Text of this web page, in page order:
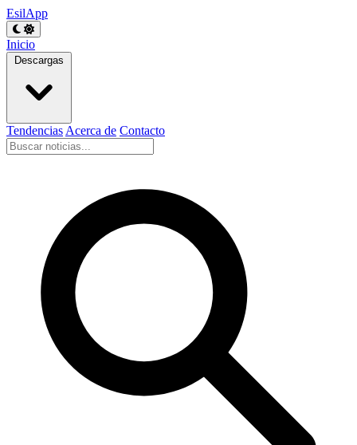
EsilApp
Inicio
Descargas
Tendencias Acerca de Contacto